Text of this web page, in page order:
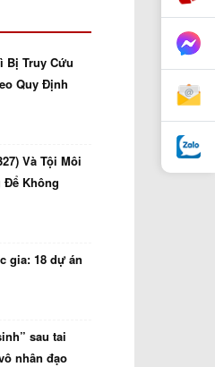
Bị Truy Cứu
Quy Định
Và Tội Môi
Để Không
gia: 18 dự án
sau tai
nhân đạo